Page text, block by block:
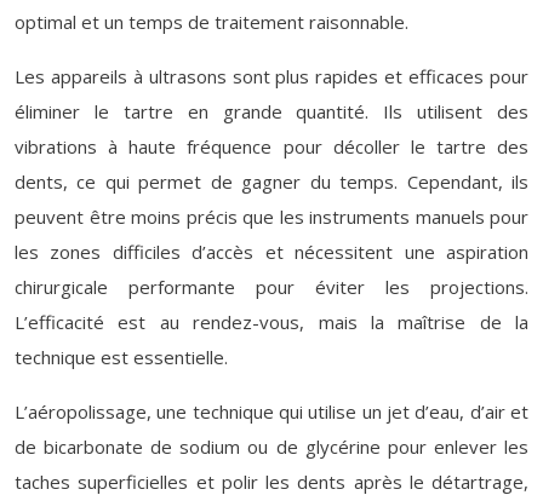
optimal et un temps de traitement raisonnable.
Les appareils à ultrasons sont plus rapides et efficaces pour
éliminer le tartre en grande quantité. Ils utilisent des
vibrations à haute fréquence pour décoller le tartre des
dents, ce qui permet de gagner du temps. Cependant, ils
peuvent être moins précis que les instruments manuels pour
les zones difficiles d’accès et nécessitent une aspiration
chirurgicale performante pour éviter les projections.
L’efficacité est au rendez-vous, mais la maîtrise de la
technique est essentielle.
L’aéropolissage, une technique qui utilise un jet d’eau, d’air et
de bicarbonate de sodium ou de glycérine pour enlever les
taches superficielles et polir les dents après le détartrage,